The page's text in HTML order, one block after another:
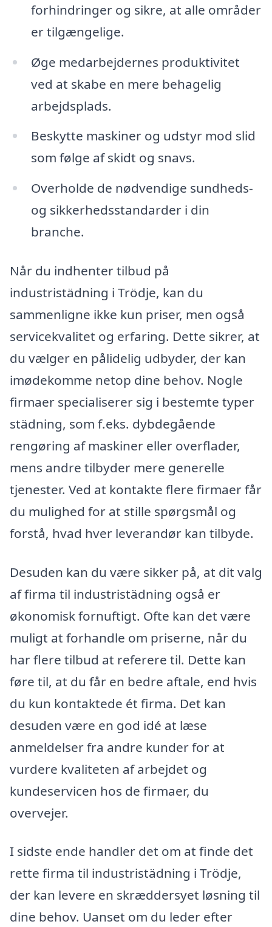
forhindringer og sikre, at alle områder
er tilgængelige.
Øge medarbejdernes produktivitet
ved at skabe en mere behagelig
arbejdsplads.
Beskytte maskiner og udstyr mod slid
som følge af skidt og snavs.
Overholde de nødvendige sundheds-
og sikkerhedsstandarder i din
branche.
Når du indhenter tilbud på
industristädning i Trödje, kan du
sammenligne ikke kun priser, men også
servicekvalitet og erfaring. Dette sikrer, at
du vælger en pålidelig udbyder, der kan
imødekomme netop dine behov. Nogle
firmaer specialiserer sig i bestemte typer
städning, som f.eks. dybdegående
rengøring af maskiner eller overflader,
mens andre tilbyder mere generelle
tjenester. Ved at kontakte flere firmaer får
du mulighed for at stille spørgsmål og
forstå, hvad hver leverandør kan tilbyde.
Desuden kan du være sikker på, at dit valg
af firma til industristädning også er
økonomisk fornuftigt. Ofte kan det være
muligt at forhandle om priserne, når du
har flere tilbud at referere til. Dette kan
føre til, at du får en bedre aftale, end hvis
du kun kontaktede ét firma. Det kan
desuden være en god idé at læse
anmeldelser fra andre kunder for at
vurdere kvaliteten af arbejdet og
kundeservicen hos de firmaer, du
overvejer.
I sidste ende handler det om at finde det
rette firma til industristädning i Trödje,
der kan levere en skræddersyet løsning til
dine behov. Uanset om du leder efter